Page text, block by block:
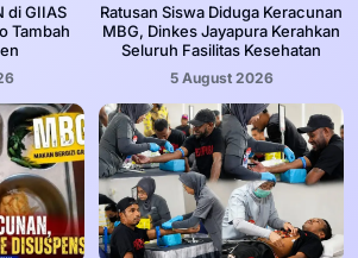
di GIIAS
Tambah
Ratusan Siswa Diduga Keracunan
MBG, Dinkes Jayapura Kerahkan
Seluruh Fasilitas Kesehatan
5 August 2026